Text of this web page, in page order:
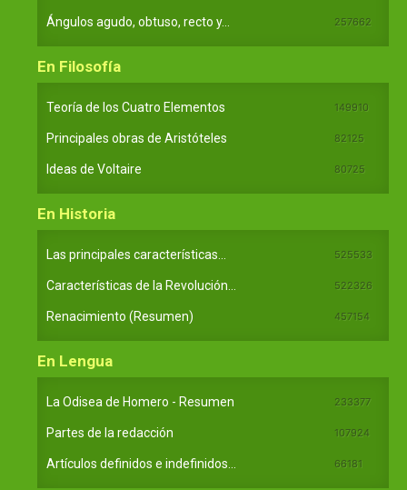
Ángulos agudo, obtuso, recto y... 257662
En Filosofía
Teoría de los Cuatro Elementos 149910
Principales obras de Aristóteles 82125
Ideas de Voltaire 80725
En Historia
Las principales características... 525533
Características de la Revolución... 522326
Renacimiento (Resumen) 457154
En Lengua
La Odisea de Homero - Resumen 233377
Partes de la redacción 107924
Artículos definidos e indefinidos... 66181